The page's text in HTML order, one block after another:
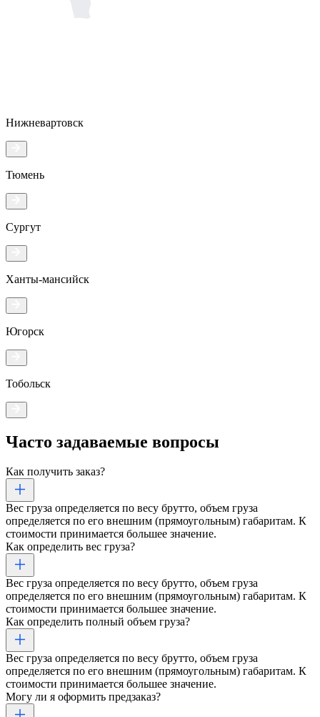
Нижневартовск
Тюмень
Сургут
Ханты-мансийск
Югорск
Тобольск
Часто задаваемые вопросы
Как получить заказ?
Вес груза определяется по весу брутто, объем груза
определяется по его внешним (прямоугольным) габаритам. К
стоимости принимается большее значение.
Как определить вес груза?
Вес груза определяется по весу брутто, объем груза
определяется по его внешним (прямоугольным) габаритам. К
стоимости принимается большее значение.
Как определить полный объем груза?
Вес груза определяется по весу брутто, объем груза
определяется по его внешним (прямоугольным) габаритам. К
стоимости принимается большее значение.
Могу ли я оформить предзаказ?